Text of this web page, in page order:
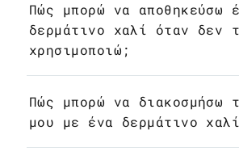
Πώς μπορώ να αποθηκεύσω
δερμάτινο χαλί όταν δεν
χρησιμοποιώ;
Πώς μπορώ να διακοσμήσω
μου με ένα δερμάτινο